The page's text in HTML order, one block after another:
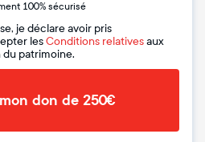
100% sécurisé
je déclare avoir pris
lesConditions relativesaux
du patrimoine.
don de 250€